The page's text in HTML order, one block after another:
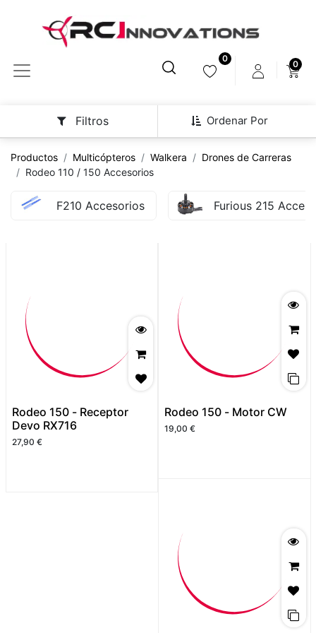
0
0
Ordenar Por
Filtros
Productos Multicópteros Walkera
Drones de Carreras
Rodeo 110 / 150 Accesorios
F210 Accesorios Furious 215
Rodeo 150 - Receptor
Devo RX716
27,90 €
Rodeo 150 - Motor CW
19,00 €